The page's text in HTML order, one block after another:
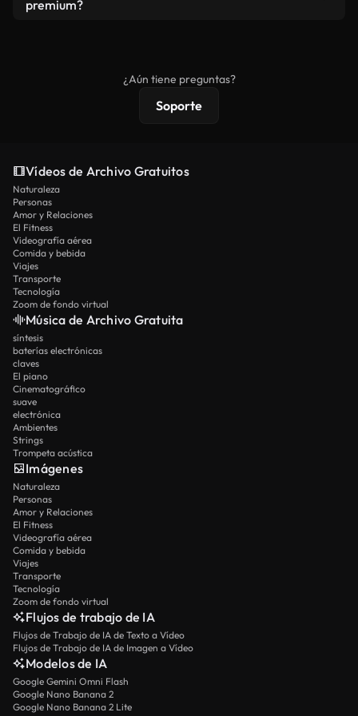
premium?
protecciones de licencia extendidas.
¿Aún tiene preguntas?
Soporte
Vídeos de Archivo Gratuitos
Naturaleza
Personas
Amor y Relaciones
El Fitness
Videografía aérea
Comida y bebida
Viajes
Transporte
Tecnología
Zoom de fondo virtual
Música de Archivo Gratuita
síntesis
baterías electrónicas
claves
El piano
Cinematográfico
suave
electrónica
Ambientes
Strings
Trompeta acústica
Imágenes
Naturaleza
Personas
Amor y Relaciones
El Fitness
Videografía aérea
Comida y bebida
Viajes
Transporte
Tecnología
Zoom de fondo virtual
Flujos de trabajo de IA
Flujos de Trabajo de IA de Texto a Vídeo
Flujos de Trabajo de IA de Imagen a Vídeo
Modelos de IA
Google Gemini Omni Flash
Google Nano Banana 2
Google Nano Banana 2 Lite